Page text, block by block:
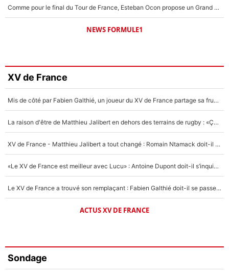
Comme pour le final du Tour de France, Esteban Ocon propose un Grand Prix de Formule 1 à Paris : «Autour de l’Arc de Triomphe, ce serait génial» !
NEWS FORMULE1
XV de France
Mis de côté par Fabien Galthié, un joueur du XV de France partage sa frustration : «ils ne me l’ont pas dit tout de suite»
La raison d'être de Matthieu Jalibert en dehors des terrains de rugby : «Ça m'atteint autant que si tu touches à un membre de ma famille»
XV de France - Matthieu Jalibert a tout changé : Romain Ntamack doit-il s’inquiéter pour sa place à un an de la Coupe du monde ?
«Le XV de France est meilleur avec Lucu» : Antoine Dupont doit-il s’inquiéter pour sa place ?
Le XV de France a trouvé son remplaçant : Fabien Galthié doit-il se passer d'Antoine Dupont ?
ACTUS XV DE FRANCE
Sondage